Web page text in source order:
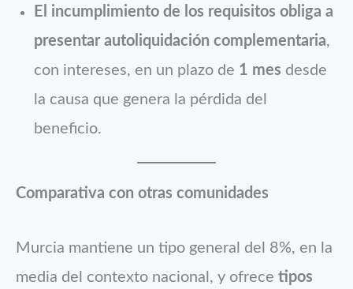
El incumplimiento de los requisitos obliga a
presentar autoliquidación complementaria,
con intereses, en un plazo de 1 mes desde
la causa que genera la pérdida del
beneficio.
Comparativa con otras comunidades
Murcia mantiene un tipo general del 8%, en la
media del contexto nacional, y ofrece tipos